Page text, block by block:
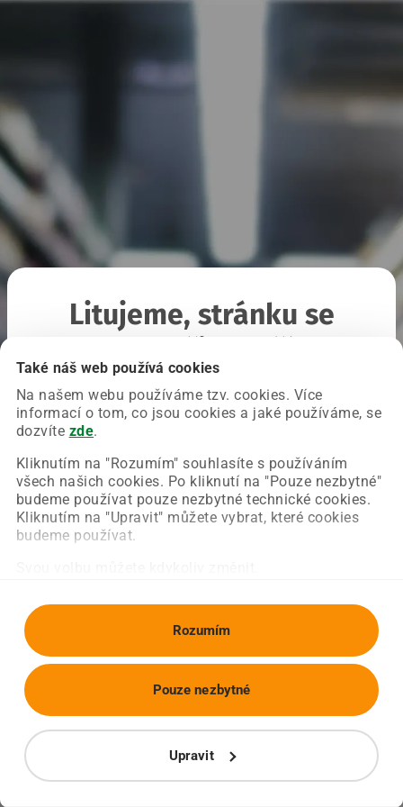
Také náš web používá cookies
Na našem webu používáme tzv. cookies. Více
informací o tom, co jsou cookies a jaké používáme, se
dozvíte zde.
Kliknutím na "Rozumím" souhlasíte s používáním
všech našich cookies. Po kliknutí na "Pouze nezbytné"
budeme používat pouze nezbytné technické cookies.
Kliknutím na "Upravit" můžete vybrat, které cookies
budeme používat.
Rozumím
Upravit
Pouze nezbytné
Litujeme, stránku se
Chyba nastala na naší straně a už ji opravujeme.
Zkuste prosím znovu načíst požadovanou stránku.
Obnovit stránku Úvodní strana